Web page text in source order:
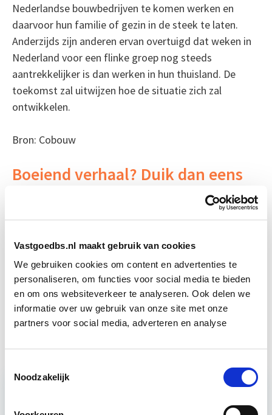
Vastgoedbs.nl maakt gebruik van cookies
We gebruiken cookies om content en advertenties te
personaliseren, om functies voor social media te bieden
en om ons websiteverkeer te analyseren. Ook delen we
informatie over uw gebruik van onze site met onze
partners voor social media, adverteren en analyse
Noodzakelijk
Nederlandse bouwbedrijven te komen werken en
daarvoor hun familie of gezin in de steek te laten.
Anderzijds zijn anderen ervan overtuigd dat weken in
Nederland voor een flinke groep nog steeds
aantrekkelijker is dan werken in hun thuisland. De
toekomst zal uitwijzen hoe de situatie zich zal
ontwikkelen.
Bron: Cobouw
Boeiend verhaal? Duik dan eens
Ontwerp- & bouwproces en
kwaliteitsborging
Start do 8
okt
Projectleider Vastgoed Start di 22 sep